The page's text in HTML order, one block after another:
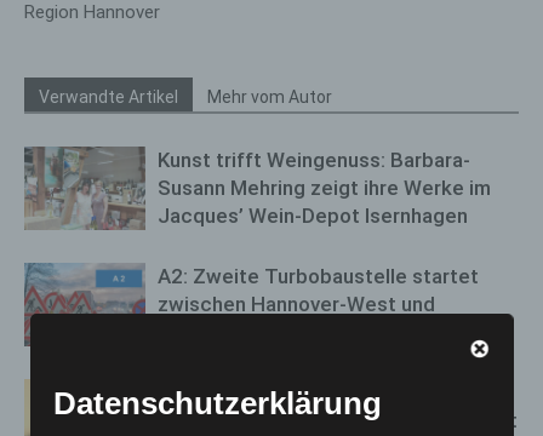
Region Hannover
Verwandte Artikel Mehr vom Autor
Kunst trifft Weingenuss: Barbara-
Susann Mehring zeigt ihre Werke im
Jacques’ Wein-Depot Isernhagen
A2: Zweite Turbobaustelle startet
zwischen Hannover-West und
Hannover: Erste Tigermücken-
Population in Niedersachsen entdeckt
Datenschutzerklärung